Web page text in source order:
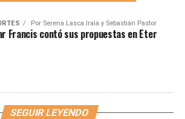
Por Serena Lasca Irala y Sebastián Pastor
Francis contó sus propuestas en Eter
SEGUIR LEYENDO